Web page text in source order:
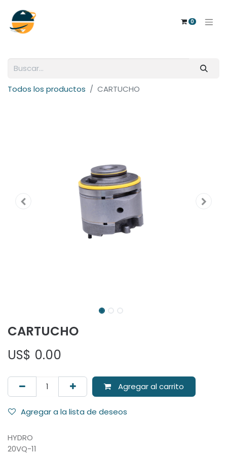
0
Todos los productos CARTUCHO
CARTUCHO
US$ 0.00
Agregar al carrito
Agregar a la lista de deseos
HYDRO
20VQ-11